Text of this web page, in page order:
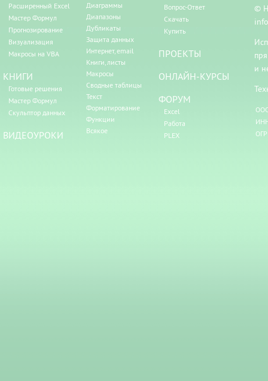
Расширенный Excel
Мастер Формул
Прогнозирование
Визуализация
Макросы на VBA
КНИГИ
Готовые решения
Мастер Формул
Скульптор данных
ВИДЕОУРОКИ
Диаграммы
Диапазоны
Дубликаты
Защита данных
Интернет, email
Книги, листы
Макросы
Сводные таблицы
Текст
Форматирование
Функции
Всякое
Вопрос-Ответ
Скачать
Купить
ПРОЕКТЫ
ОНЛАЙН-КУРСЫ
ФОРУМ
Excel
Работа
PLEX
©
и